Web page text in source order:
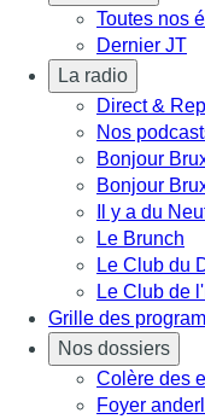
Toutes nos
Dernier JT
La radio
Direct &
Nos
Bonjour
Bonjour
Il y a du
Le Brunch
Le Club du
Le Club de
Grille des
Nos dossiers
Colère des
Foyer